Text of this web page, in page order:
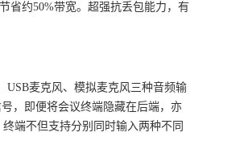
省约50%带宽。超强抗丢包能力，有
USB麦克风、模拟麦克风三种音频输
，即便将会议终端隐藏在后端，亦
端不但支持分别同时输入两种不同